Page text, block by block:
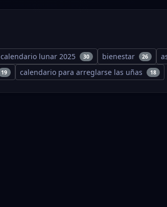
calendario lunar 2025 30 bienestar 26
19 calendario para arreglarse las uñas 18